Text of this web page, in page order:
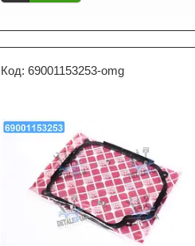
69001153253-omg